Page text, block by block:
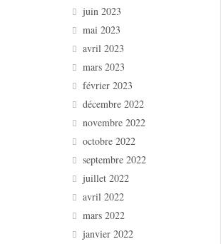
juin 2023
mai 2023
avril 2023
mars 2023
février 2023
décembre 2022
novembre 2022
octobre 2022
septembre 2022
juillet 2022
avril 2022
mars 2022
janvier 2022